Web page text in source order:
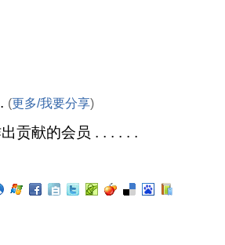
(更多/我要分享)
贡献的会员 . . . . . .